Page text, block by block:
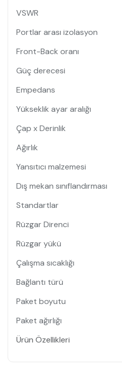
Ürün Özellikleri
VSWR
Portlar arası izolasyon
Front-Back oranı
Güç derecesi
Empedans
Yükseklik ayar aralığı
Çap x Derinlik
Ağırlık
Yansıtıcı malzemesi
Dış mekan sınıflandırması
Standartlar
Rüzgar Direnci
Rüzgar yükü
Çalışma sıcaklığı
Bağlantı türü
Paket boyutu
Paket ağırlığı